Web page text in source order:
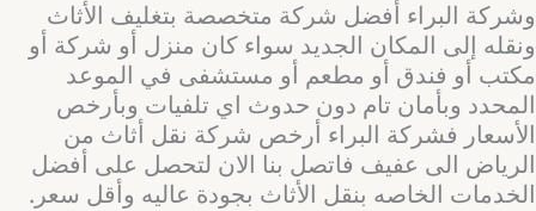
وشركة البراء أفضل شركة متخصصة بتغليف الأثاث
ونقله إلى المكان الجديد سواء كان منزل أو شركة أو
مكتب أو فندق أو مطعم أو مستشفى في الموعد
المحدد وبأمان تام دون حدوث اي تلفيات وبأرخص
الأسعار فشركة البراء أرخص شركة نقل أثاث من
الرياض الى عفيف فاتصل بنا الان لتحصل على أفضل
الخدمات الخاصه بنقل الأثاث بجودة عاليه وأقل سعر.